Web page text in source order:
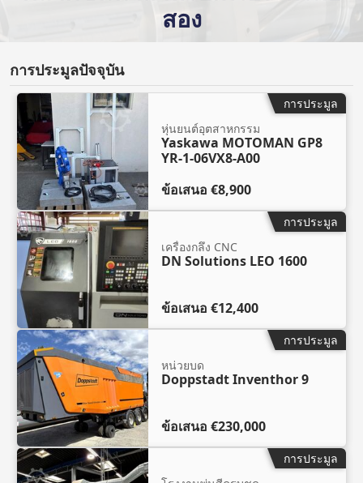
สอง
การประมูลปัจจุบัน
หุ่นยนต์อุตสาหกรรม
Yaskawa MOTOMAN GP8
YR-1-06VX8-A00
ข้อเสนอ €8,900
การประมูล
เครื่องกลึง CNC
DN Solutions LEO 1600
ข้อเสนอ €12,400
การประมูล
หน่วยบด
Doppstadt Inventhor 9
ข้อเสนอ €230,000
การประมูล
การประมูล